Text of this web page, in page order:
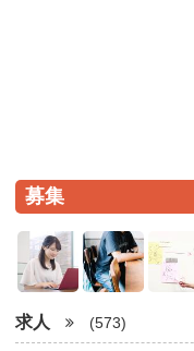
募集
求人 (573)